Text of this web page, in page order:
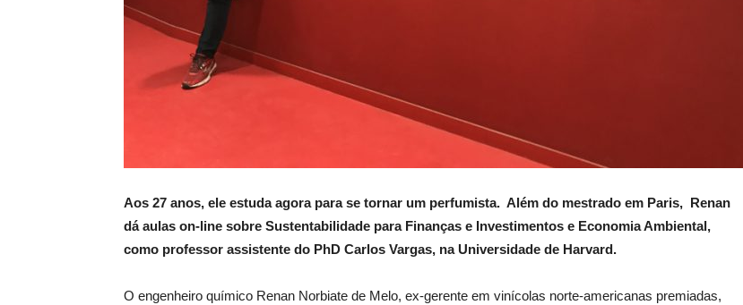
Aos 27 anos, ele estuda agora parase tornar um perfumista. Além do mestrado em Paris, Renan
dáaulas on-line sobre Sustentabilidade para Finanças e Investimentos e Economia Ambiental,
como professor assistente do PhD Carlos Vargas, na Universidade de Harvard.
O engenheiro químico Renan Norbiate de Melo, ex-gerente em vinícolas norte-americanas premiadas,